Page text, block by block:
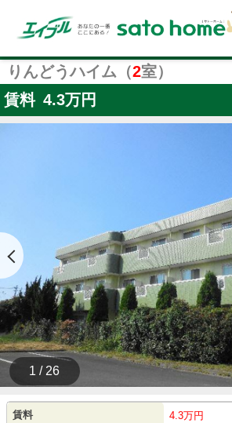
りんどうハイム（2室）
賃料 4.3万円
1 / 26
賃料 4.3万円